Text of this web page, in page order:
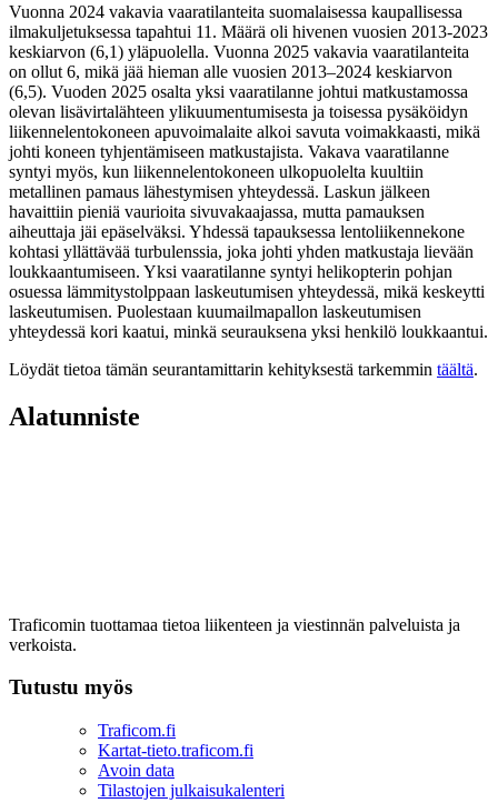
Vuonna 2024 vakavia vaaratilanteita suomalaisessa kaupallisessa
ilmakuljetuksessa tapahtui 11. Määrä oli hivenen vuosien 2013-2023
keskiarvon (6,1) yläpuolella. Vuonna 2025 vakavia vaaratilanteita
on ollut 6, mikä jää hieman alle vuosien 2013–2024 keskiarvon
(6,5). Vuoden 2025 osalta yksi vaaratilanne johtui matkustamossa
olevan lisävirtalähteen ylikuumentumisesta ja toisessa pysäköidyn
liikennelentokoneen apuvoimalaite alkoi savuta voimakkaasti, mikä
johti koneen tyhjentämiseen matkustajista. Vakava vaaratilanne
syntyi myös, kun liikennelentokoneen ulkopuolelta kuultiin
metallinen pamaus lähestymisen yhteydessä. Laskun jälkeen
havaittiin pieniä vaurioita sivuvakaajassa, mutta pamauksen
aiheuttaja jäi epäselväksi. Yhdessä tapauksessa lentoliikennekone
kohtasi yllättävää turbulenssia, joka johti yhden matkustaja lievään
loukkaantumiseen. Yksi vaaratilanne syntyi helikopterin pohjan
osuessa lämmitystolppaan laskeutumisen yhteydessä, mikä keskeytti
laskeutumisen. Puolestaan kuumailmapallon laskeutumisen
yhteydessä kori kaatui, minkä seurauksena yksi henkilö loukkaantui.
Löydät tietoa tämän seurantamittarin kehityksestä tarkemmin täältä.
Alatunniste
Traficomin tuottamaa tietoa liikenteen ja viestinnän palveluista ja
verkoista.
Tutustu myös
Traficom.fi
Kartat-tieto.traficom.fi
Avoin data
Tilastojen julkaisukalenteri